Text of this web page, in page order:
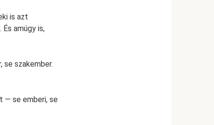
is azt
amúgy is,
se szakember.
— se emberi, se